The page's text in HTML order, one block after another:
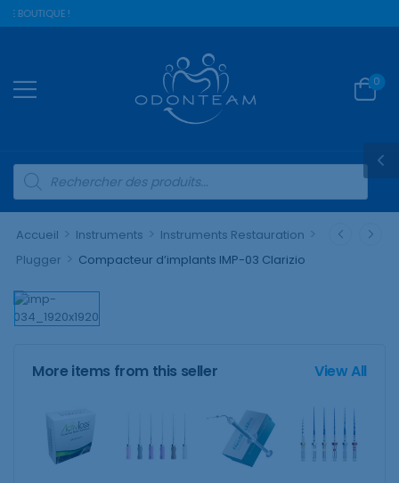
BOUTIQUE !
0
Accueil > Instruments > Instruments Restauration >
Plugger > Compacteur d’implants IMP-03 Clarizio
More items from this seller View All